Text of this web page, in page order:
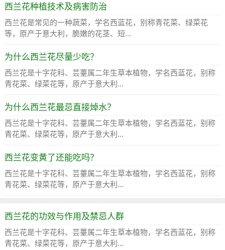
西兰花种植技术及病害防治
西兰花是常见的一种蔬菜，学名西蓝花，别称青花菜、绿菜花
等，原产于意大利，脆嫩的花茎、短...
为什么西兰花尽量少吃？
西兰花是十字花科、芸薹属二年生草本植物，学名西蓝花，别称
青花菜、绿菜花等，原产于意大利...
为什么西兰花最忌直接焯水？
西兰花是十字花科、芸薹属二年生草本植物，学名西蓝花，别称
青花菜、绿菜花等，原产于意大利...
西兰花变黄了还能吃吗？
西兰花是十字花科、芸薹属二年生草本植物，学名西蓝花，别称
青花菜、绿菜花等，原产于意大利...
西兰花的功效与作用及禁忌人群
西兰花是十字花科、芸薹属二年生草本植物，学名西蓝花，别称
青花菜、绿菜花等，原产于意大利...